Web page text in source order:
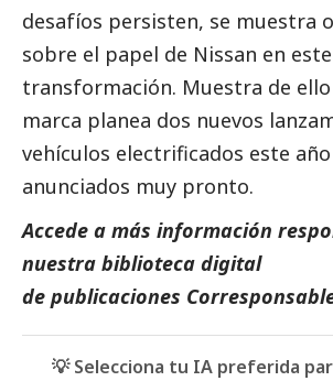
desafíos persisten, se muestra
sobre el papel de Nissan en
transformación. Muestra de ello
marca planea dos nuevos
vehículos electrificados este
anunciados muy pronto.
Accede a más información
nuestra biblioteca digital
de publicaciones
💡 Selecciona tu IA preferida